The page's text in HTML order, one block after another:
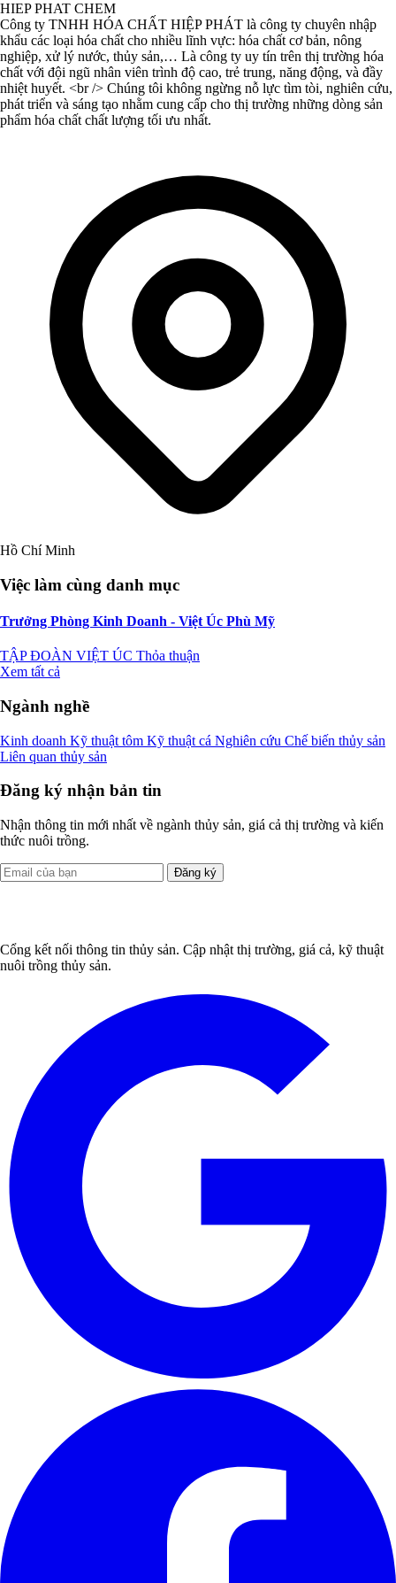
HIEP PHAT CHEM
Công ty TNHH HÓA CHẤT HIỆP PHÁT là công ty chuyên nhập
khẩu các loại hóa chất cho nhiều lĩnh vực: hóa chất cơ bản, nông
nghiệp, xử lý nước, thủy sản,… Là công ty uy tín trên thị trường hóa
chất với đội ngũ nhân viên trình độ cao, trẻ trung, năng động, và đầy
nhiệt huyết. <br /> Chúng tôi không ngừng nỗ lực tìm tòi, nghiên cứu,
phát triển và sáng tạo nhằm cung cấp cho thị trường những dòng sản
phẩm hóa chất chất lượng tối ưu nhất.
Hồ Chí Minh
Việc làm cùng danh mục
Trưởng Phòng Kinh Doanh - Việt Úc Phù Mỹ
TẬP ĐOÀN VIỆT ÚC Thỏa thuận
Xem tất cả
Ngành nghề
Kinh doanh Kỹ thuật tôm Kỹ thuật cá Nghiên cứu Chế biến thủy sản
Liên quan thủy sản
Đăng ký nhận bản tin
Nhận thông tin mới nhất về ngành thủy sản, giá cả thị trường và kiến
thức nuôi trồng.
Đăng ký
Cổng kết nối thông tin thủy sản. Cập nhật thị trường, giá cả, kỹ thuật
nuôi trồng thủy sản.